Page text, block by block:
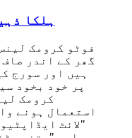
ہلکا
فوٹو کرومک
گھر کے اندر
ہیں اور سورج
پر خود بخود
کرومک
استعمال ہونے
"لائٹ